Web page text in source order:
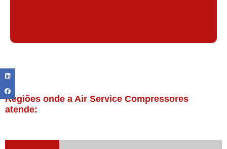
Regiões onde a Air Service Compressores
atende: